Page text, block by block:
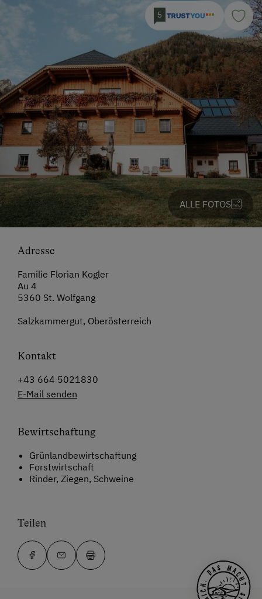
5
ALLE FOTOS
Adresse
Familie Florian Kogler
Au 4
5360 St. Wolfgang
Salzkammergut, Oberösterreich
Kontakt
+43 664 5021830
E-Mail senden
Bewirtschaftung
Grünlandbewirtschaftung
Forstwirtschaft
Rinder, Ziegen, Schweine
Teilen